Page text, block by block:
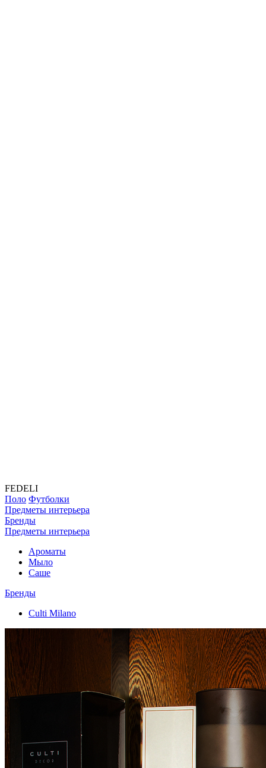
FEDELI
Поло Футболки
Предметы интерьера
Бренды
Предметы интерьера
Ароматы
Мыло
Саше
Бренды
Culti Milano